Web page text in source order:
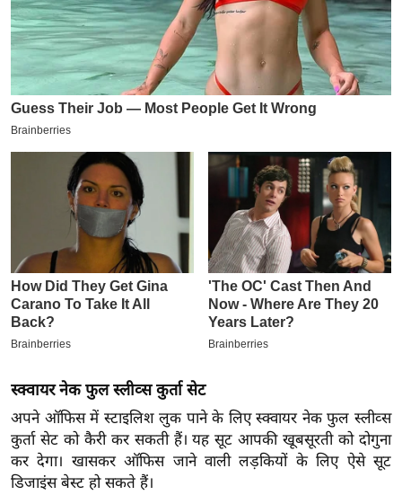
L
2
2
6
क्रा
इ
पे
प
र
मि
सा
बे
मि
सा
ल
स्क्वायर नेक फुल स्लीव्स कुर्ता सेट
अपने ऑफिस में स्टाइलिश लुक पाने के लिए स्क्वायर नेक फुल स्लीव्स
कुर्ता सेट को कैरी कर सकती हैं। यह सूट आपकी खूबसूरती को दोगुना
कर देगा। खासकर ऑफिस जाने वाली लड़कियों के लिए ऐसे सूट
डिजाइंस बेस्ट हो सकते हैं।